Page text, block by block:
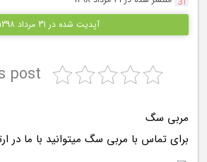
گواهینامه ها
آپدیت شده در 31 مرداد 1398
post
مربی سگ
برای تماس با مربی سگ میتوانید با ما در